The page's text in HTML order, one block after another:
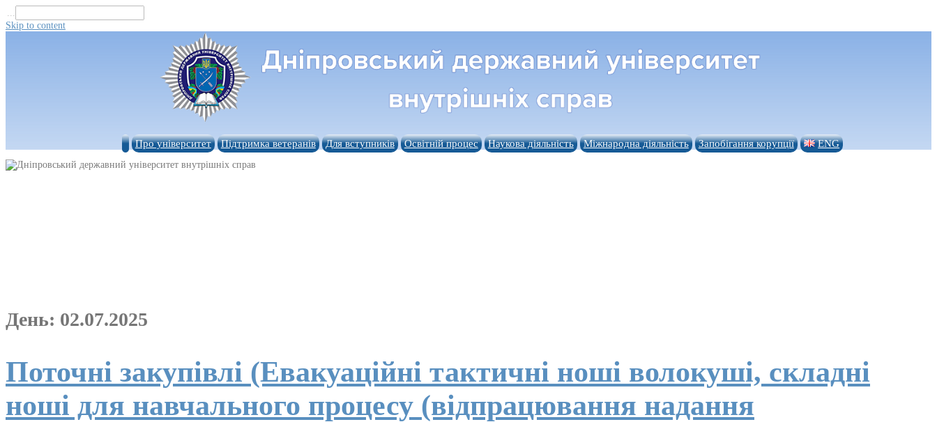
...
Skip to content
Про університет Підтримка ветеранів Для вступників Освітній процес Наукова діяльність Міжнародна діяльність Запобігання корупції ENG
День: 02.07.2025
Поточні закупівлі (Евакуаційні тактичні ноші волокуші, складні
ноші для навчального процесу (відпрацювання надання